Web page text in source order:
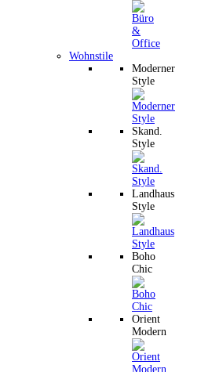
Wohnstile
Moderner
Style
Skand.
Style
Landhaus
Style
Boho
Chic
Orient
Modern